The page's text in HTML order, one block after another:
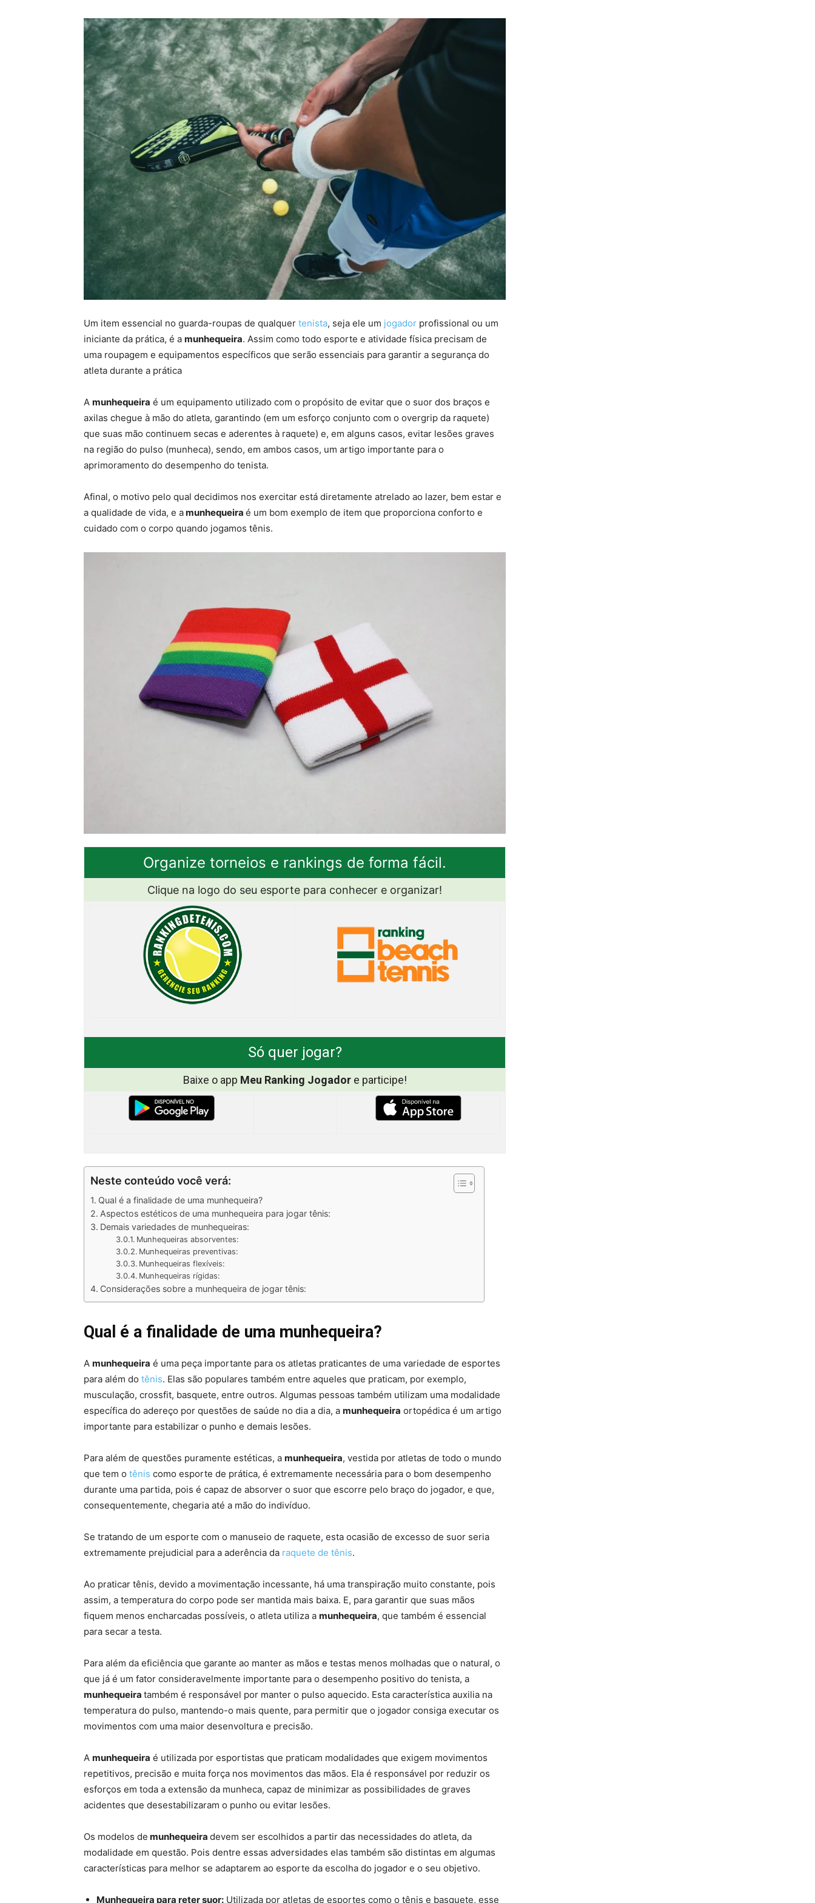
Um item essencial no guarda-roupas de qualquer tenista, seja ele um jogador profissional ou um
iniciante da prática, é a munhequeira. Assim como todo esporte e atividade física precisam de
uma roupagem e equipamentos específicos que serão essenciais para garantir a segurança do
atleta durante a prática
A munhequeira é um equipamento utilizado com o propósito de evitar que o suor dos braços e
axilas chegue à mão do atleta, garantindo (em um esforço conjunto com o overgrip da raquete)
que suas mão continuem secas e aderentes à raquete) e, em alguns casos, evitar lesões graves
na região do pulso (munheca), sendo, em ambos casos, um artigo importante para o
aprimoramento do desempenho do tenista.
Afinal, o motivo pelo qual decidimos nos exercitar está diretamente atrelado ao lazer, bem estar e
a qualidade de vida, e amunhequeira é um bom exemplo de item que proporciona conforto e
cuidado com o corpo quando jogamos tênis.
Organize torneios e rankings de forma fácil.
Clique na logo do seu esporte para conhecer e organizar!
Só quer jogar?
Baixe o app Meu Ranking Jogadore participe!
Neste conteúdo você verá:
Qual é a finalidade de uma munhequeira?
Aspectos estéticos de uma munhequeira para jogar tênis:
Demais variedades de munhequeiras:
Munhequeiras absorventes:
Munhequeiras preventivas:
Munhequeiras flexíveis:
Munhequeiras rígidas:
Considerações sobre a munhequeira de jogar tênis:
Qual é a finalidade de uma munhequeira?
A munhequeira é uma peça importante para os atletas praticantes de uma variedade de esportes
para além do tênis. Elas são populares também entre aqueles que praticam, por exemplo,
musculação, crossfit, basquete, entre outros. Algumas pessoas também utilizam uma modalidade
específica do adereço por questões de saúde no dia a dia, a munhequeira ortopédica é um artigo
importante para estabilizar o punho e demais lesões.
Para além de questões puramente estéticas, a munhequeira, vestida por atletas de todo o mundo
que tem o tênis como esporte de prática, é extremamente necessária para o bom desempenho
durante uma partida, pois é capaz de absorver o suor que escorre pelo braço do jogador, e que,
consequentemente, chegaria até a mão do indivíduo.
Se tratando de um esporte com o manuseio de raquete, esta ocasião de excesso de suor seria
extremamente prejudicial para a aderência da raquete de tênis.
Ao praticar tênis, devido a movimentação incessante, há uma transpiração muito constante, pois
assim, a temperatura do corpo pode ser mantida mais baixa. E, para garantir que suas mãos
fiquem menos encharcadas possíveis, o atleta utiliza a munhequeira, que também é essencial
para secar a testa.
Para além da eficiência que garante ao manter as mãos e testas menos molhadas que o natural, o
que já é um fator consideravelmente importante para o desempenho positivo do tenista, a
munhequeira também é responsável por manter o pulso aquecido. Esta característica auxilia na
temperatura do pulso, mantendo-o mais quente, para permitir que o jogador consiga executar os
movimentos com uma maior desenvoltura e precisão.
A munhequeira é utilizada por esportistas que praticam modalidades que exigem movimentos
repetitivos, precisão e muita força nos movimentos das mãos. Ela é responsável por reduzir os
esforços em toda a extensão da munheca, capaz de minimizar as possibilidades de graves
acidentes que desestabilizaram o punho ou evitar lesões.
Os modelos de munhequeira devem ser escolhidos a partir das necessidades do atleta, da
modalidade em questão. Pois dentre essas adversidades elas também são distintas em algumas
características para melhor se adaptarem ao esporte da escolha do jogador e o seu objetivo.
Munhequeira para reter suor: Utilizada por atletas de esportes como o tênis e basquete, esse